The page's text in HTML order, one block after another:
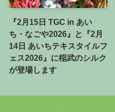
『2月15日 TGC in あい
ち・なごや2026』と『2月
14日 あいちテキスタイルフ
ェス2026』に稲武のシルク
が登場します